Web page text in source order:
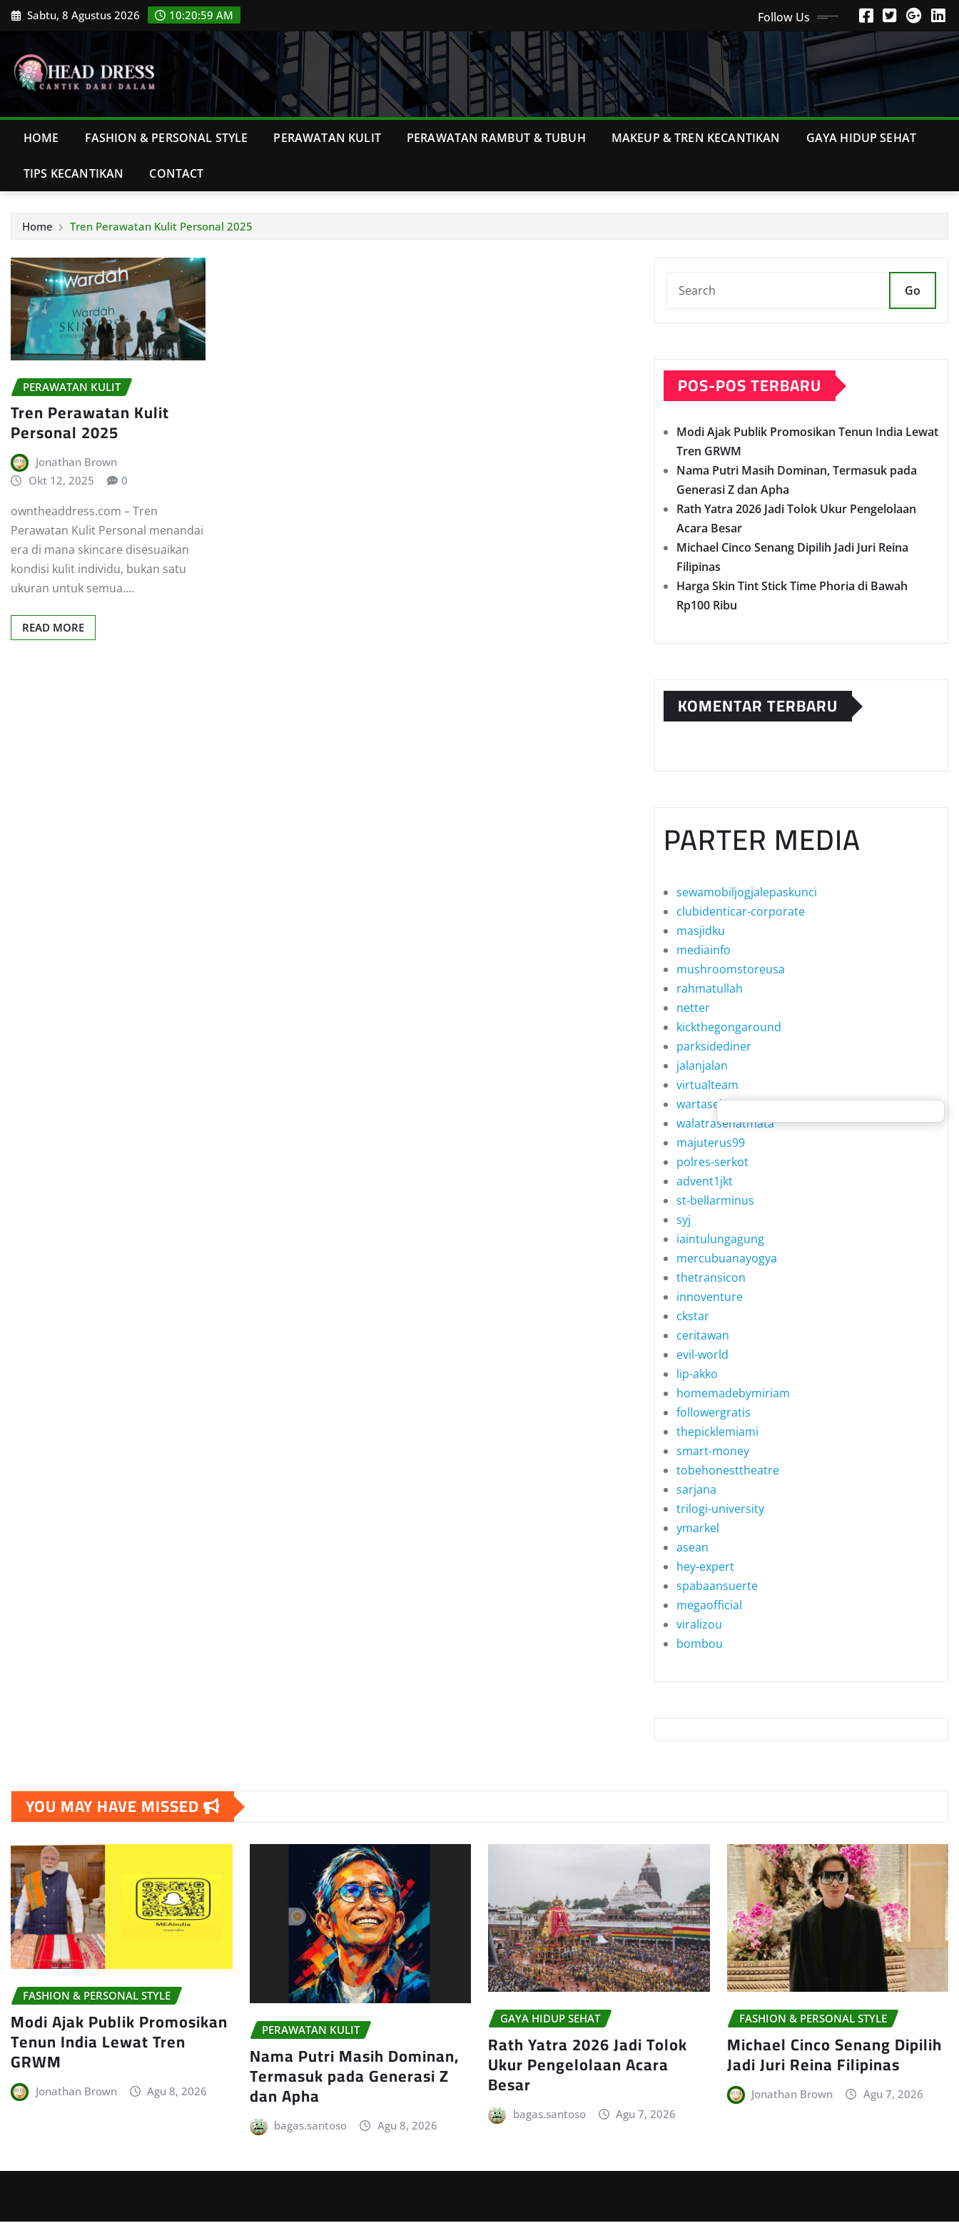
Skip Sabtu, 8 Agustus 2026 10:21:00 AM Follow Us
HOME FASHION & PERSONAL STYLE PERAWATAN KULIT PERAWATAN RAMBUT & TUBUH MAKEUP & TREN KECANTIKAN GAYA HIDUP SEHAT
TIPS KECANTIKAN CONTACT
Home Tren Perawatan Kulit Personal 2025
PERAWATAN KULIT
Tren Perawatan Kulit
Personal 2025
Jonathan Brown
Okt 12, 2025
0
owntheaddress.com – Tren
Perawatan Kulit Personal menandai
era di mana skincare disesuaikan
kondisi kulit individu, bukan satu
ukuran untuk semua.…
READ MORE
Go
POS-POS TERBARU
Modi Ajak Publik Promosikan Tenun India Lewat
Tren GRWM
Nama Putri Masih Dominan, Termasuk pada
Generasi Z dan Apha
Rath Yatra 2026 Jadi Tolok Ukur Pengelolaan
Acara Besar
Michael Cinco Senang Dipilih Jadi Juri Reina
Filipinas
Harga Skin Tint Stick Time Phoria di Bawah
Rp100 Ribu
KOMENTAR TERBARU
PARTER MEDIA
sewamobiljogjalepaskunci
clubidenticar-corporate
masjidku
mediainfo
mushroomstoreusa
rahmatullah
netter
kickthegongaround
parksidediner
jalanjalan
virtualteam
wartasehat
walatrasehatmata
majuterus99
polres-serkot
advent1jkt
st-bellarminus
syj
iaintulungagung
mercubuanayogya
thetransicon
innoventure
ckstar
ceritawan
evil-world
lip-akko
homemadebymiriam
followergratis
thepicklemiami
smart-money
tobehonesttheatre
sarjana
trilogi-university
ymarkel
asean
hey-expert
spabaansuerte
megaofficial
viralizou
bombou
YOU MAY HAVE MISSED
FASHION & PERSONAL STYLE
Modi Ajak Publik Promosikan
Tenun India Lewat Tren
GRWM
Jonathan Brown Agu 8, 2026
PERAWATAN KULIT
Nama Putri Masih Dominan,
Termasuk pada Generasi Z
dan Apha
bagas.santoso Agu 8, 2026
GAYA HIDUP SEHAT
Rath Yatra 2026 Jadi Tolok
Ukur Pengelolaan Acara
Besar
bagas.santoso Agu 7, 2026
FASHION & PERSONAL STYLE
Michael Cinco Senang Dipilih
Jadi Juri Reina Filipinas
Jonathan Brown Agu 7, 2026